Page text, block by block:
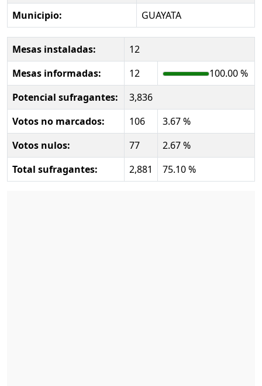
Municipio:
GUAYATA
Mesas instaladas:
12
Mesas informadas:
12
100.00 %
Potencial sufragantes:
3,836
Votos no marcados:
106
3.67 %
Votos nulos:
77
2.67 %
Total sufragantes:
2,881 75.10 %